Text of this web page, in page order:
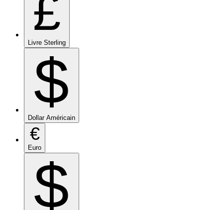
£
Livre Sterling
$
Dollar Américain
€
Euro
$